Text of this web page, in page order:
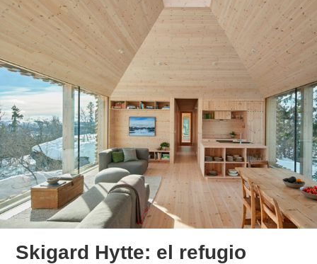
Skigard Hytte: el refugio